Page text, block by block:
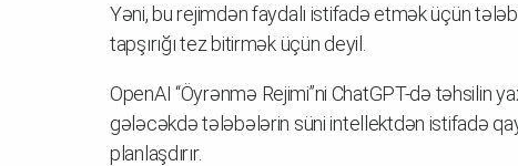
Yəni, bu rejimdən faydalı istifadə etmək üçün
tapşırığı tez bitirmək üçün deyil.
OpenAI “Öyrənmə Rejimi”ni ChatGPT-də təhsilin
gələcəkdə tələbələrin süni intellektdən istifadə
planlaşdırır.